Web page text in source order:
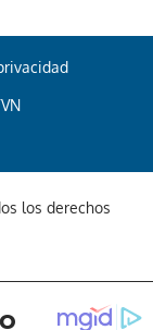
los derechos